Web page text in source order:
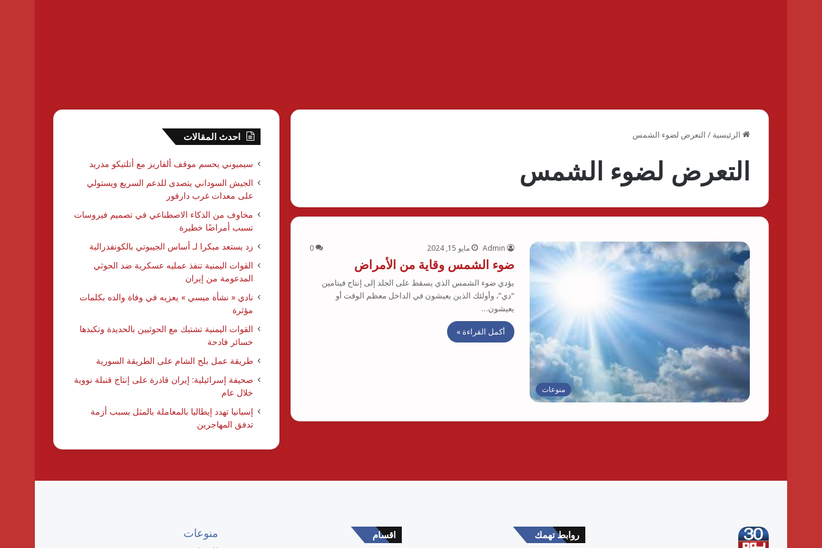
الرئيسية / التعرض لضوء الشمس
التعرض لضوء الشمس
منوعات
Admin مايو 15, 2024 0
ضوء الشمس وقاية من الأمراض
يؤدي ضوء الشمس الذي يسقط على الجلد إلى إنتاج فيتامين
“دي”، وأولئك الذين يعيشون في الداخل معظم الوقت أو
يعيشون…
أكمل القراءة »
احدث المقالات
سيميوني يحسم موقف ألفاريز مع أتلتيكو مدريد
الجيش السوداني يتصدى للدعم السريع ويستولي
على معدات غرب دارفور
مخاوف من الذكاء الاصطناعي في تصميم فيروسات
تسبب أمراضًا خطيرة
زد يستعد مبكرا لـ أساس الجيبوتي بالكونفدرالية
القوات اليمنية تنفذ عمليه عسكرية ضد الحوثي
المدعومة من إيران
نادي « نشأة ميسي » يعزيه في وفاة والده بكلمات
مؤثرة
القوات اليمنية تشتبك مع الحوثيين بالحديدة وتكبدها
خسائر فادحة
طريقة عمل بلح الشام على الطريقة السورية
صحيفة إسرائيلية: إيران قادرة على إنتاج قنبلة نووية
خلال عام
إسبانيا تهدد إيطاليا بالمعاملة بالمثل بسبب أزمة
تدفق المهاجرين
روابط تهمك اقسام
منوعات